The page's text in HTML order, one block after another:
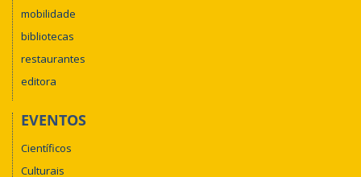
Início às 08h
mobilidade
bibliotecas
restaurantes
editora
EVENTOS
Científicos
Culturais